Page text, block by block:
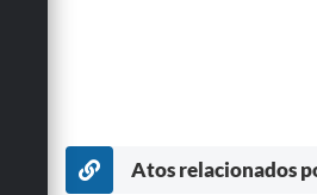
Atos relacionados